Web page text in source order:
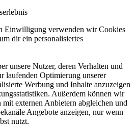
Einwilligung verwenden wir Cookies
dir ein personalisiertes
unsere Nutzer, deren Verhalten und
laufenden Optimierung unserer
Werbung und Inhalte anzuzeigen
Außerdem können wir
mit externen Anbietern abgleichen und
Angebote anzeigen, nur wenn
nutzt.